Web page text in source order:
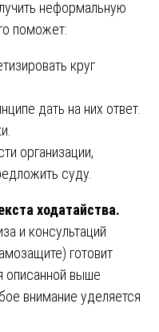
неформальную
поможет:
круг
дать на них ответ.
организации,
суду.
ходатайства.
и консультаций
готовит
описанной выше
внимание уделяется